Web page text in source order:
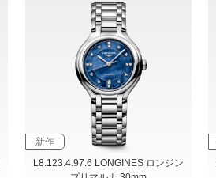
新作
L8.123.4.97.6 LONGINES ロンジン